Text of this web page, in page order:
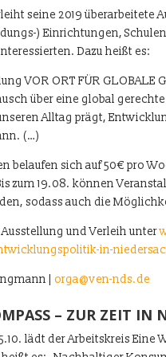
seine 2019 überarbeitete
) Einrichtungen,
Dazu heißt es:
VOR ORT FÜR
über eine global
Alltag prägt,
(…)
belaufen sich auf 50€ pro
zum 19.08. können
sodass auch die
Ausstellung und Verleih unter
in-
|orga@ven-nds.de
– ZUR ZEIT IN
lädt der Arbeitskreis Eine